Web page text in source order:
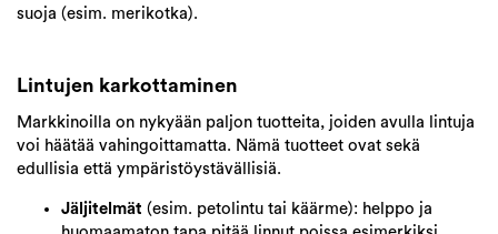
suoja (esim. merikotka).
Lintujen karkottaminen
Markkinoilla on nykyään paljon tuotteita, joiden avulla lintuja
voi häätää vahingoittamatta. Nämä tuotteet ovat sekä
edullisia että ympäristöystävällisiä.
Jäljitelmät (esim. petolintu tai käärme): helppo ja